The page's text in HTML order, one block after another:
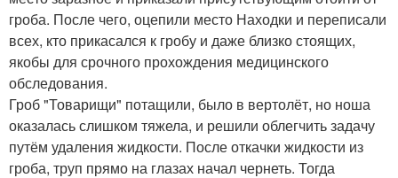
гроба. После чего, оцепили место Находки и переписали
всех, кто прикасался к гробу и даже близко стоящих,
якобы для срочного прохождения медицинского
обследования.
Гроб "Товарищи" потащили, было в вертолёт, но ноша
оказалась слишком тяжела, и решили облегчить задачу
путём удаления жидкости. После откачки жидкости из
гроба, труп прямо на глазах начал чернеть. Тогда